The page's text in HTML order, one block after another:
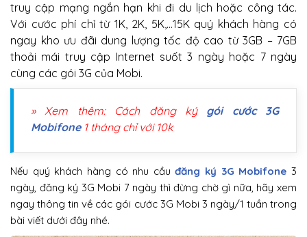
truy cập mạng ngắn hạn khi đi du lịch hoặc công tác.
Với cước phí chỉ từ 1K, 2K, 5K,…15K quý khách hàng có
ngay kho ưu đãi dung lượng tốc độ cao từ 3GB – 7GB
thoải mái truy cập Internet suốt 3 ngày hoặc 7 ngày
cùng các gói 3G của Mobi.
» Xem thêm: Cách đăng ký gói cước 3G
Mobifone1 tháng chỉ với 10k
Nếu quý khách hàng có nhu cầuđăng ký 3G Mobifone 3
ngày, đăng ký 3G Mobi 7 ngày thì đừng chờ gì nữa, hãy xem
ngay thông tin về các gói cước 3G Mobi 3 ngày/1 tuần trong
bài viết dưới đây nhé.